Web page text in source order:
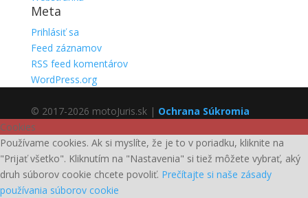
Meta
Prihlásiť sa
Feed záznamov
RSS feed komentárov
WordPress.org
© 2017-2026 motoJuris.sk | Ochrana Súkromia
Cookies
Používame cookies. Ak si myslíte, že je to v poriadku, kliknite na
"Prijať všetko". Kliknutím na "Nastavenia" si tiež môžete vybrať, aký
druh súborov cookie chcete povoliť. Prečítajte si naše zásady
používania súborov cookie